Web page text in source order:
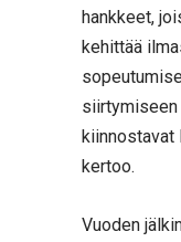
hankkeet,
kehittää
kiinnostavat
kertoo.
Vuoden